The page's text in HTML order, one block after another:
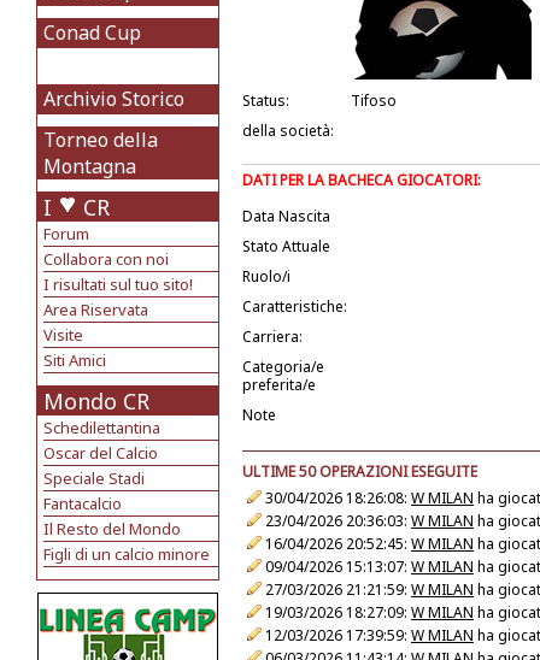
Conad Cup
Archivio Storico
Torneo della
Montagna
I CR
Forum
Collabora con noi
I risultati sul tuo sito!
Area Riservata
Visite
Siti Amici
Mondo CR
Schedilettantina
Oscar del Calcio
Speciale Stadi
Fantacalcio
Il Resto del Mondo
Figli di un calcio minore
Status:
Tifoso
della società:
DATI PER LA BACHECA GIOCATORI:
Data Nascita
Stato Attuale
Ruolo/i
Caratteristiche:
Carriera:
Categoria/e
preferita/e
Note
ULTIME 50 OPERAZIONI ESEGUITE
30/04/2026 18:26:08: W MILAN ha
23/04/2026 20:36:03: W MILAN ha
16/04/2026 20:52:45: W MILAN ha
09/04/2026 15:13:07: W MILAN ha
27/03/2026 21:21:59: W MILAN ha
19/03/2026 18:27:09: W MILAN ha
12/03/2026 17:39:59: W MILAN ha